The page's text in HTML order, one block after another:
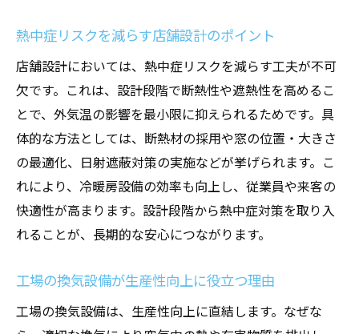
労働安全衛生法に基づいた熱中症予防策の
実践
空調設備の定期点検で健康と安全を守る重
要性
店舗設計と空調の連携で顧客満足度も向上
工場空調システム導入で安全性向上へ
工場空調システムが与える作業環境の安全
性
換気設備導入で発生源対策と空気質改善を
実現
実例で見る工場空調設備の導入効果と課題
熱中症リスクを減らす店舗設計のポイント
店舗設計においては、熱中症リスクを減らす工夫が不可
欠です。これは、設計段階で断熱性や遮熱性を高めるこ
とで、外気温の影響を最小限に抑えられるためです。具
体的な方法としては、断熱材の採用や窓の位置・大きさ
の最適化、日射遮蔽対策の実施などが挙げられます。こ
れにより、冷暖房設備の効率も向上し、従業員や来客の
快適性が高まります。設計段階から熱中症対策を取り入
れることが、長期的な安心につながります。
工場の換気設備が生産性向上に役立つ理由
工場の換気設備は、生産性向上に直結します。なぜな